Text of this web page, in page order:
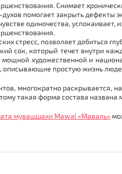
Снимает
духов помогает закрыть дефекты
одиночества, успокаивает,
стресс, позволяет добиться
сок, который течет внутри
мощной художественной и
простую жизнь
многократно раскрывается,
такая форма состава
мувашшахи Mawal «Маваль»